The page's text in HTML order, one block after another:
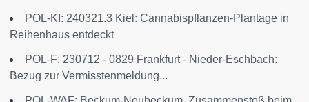
POL-KI: 240321.3 Kiel: Cannabispflanzen-Plantage in
Reihenhaus entdeckt
POL-F: 230712 - 0829 Frankfurt - Nieder-Eschbach:
Bezug zur Vermisstenmeldung...